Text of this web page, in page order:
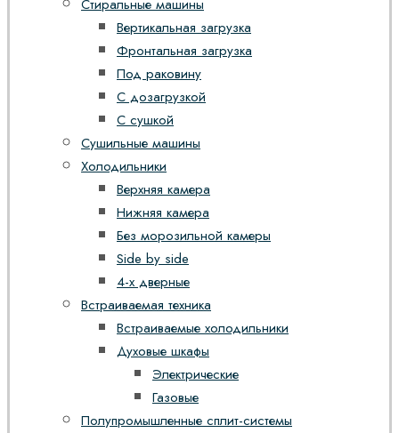
Стиральные машины
Вертикальная загрузка
Фронтальная загрузка
Под раковину
С дозагрузкой
С сушкой
Сушильные машины
Холодильники
Верхняя камера
Нижняя камера
Без морозильной камеры
Side by side
4-х дверные
Встраиваемая техника
Встраиваемые холодильники
Духовые шкафы
Электрические
Газовые
Полупромышленные сплит-системы